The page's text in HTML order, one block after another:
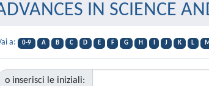
IN SCIENCE
a: 0-9 A B C D E F G H J K L M
o inserisci le iniziali: